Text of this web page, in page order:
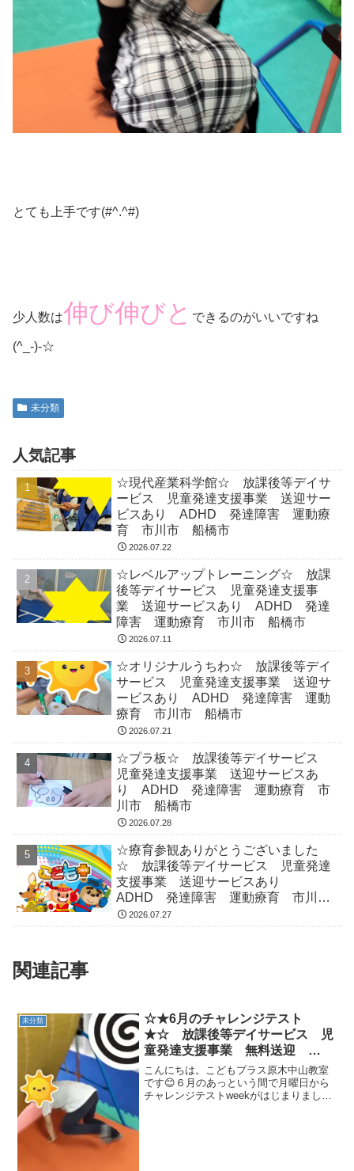
とても上手です(#^.^#)
少人数は伸び伸びと できるのがいいですね
(^_-)-☆
未分類
人気記事
☆現代産業科学館☆ 放課後等デイサ
ービス 児童発達支援事業 送迎サー
ビスあり ADHD 発達障害 運動療
育 市川市 船橋市
2026.07.22
☆レベルアップトレーニング☆ 放課
後等デイサービス 児童発達支援事
業 送迎サービスあり ADHD 発達
障害 運動療育 市川市 船橋市
2026.07.11
☆オリジナルうちわ☆ 放課後等デイ
サービス 児童発達支援事業 送迎サ
ービスあり ADHD 発達障害 運動
療育 市川市 船橋市
2026.07.21
☆プラ板☆ 放課後等デイサービス
児童発達支援事業 送迎サービスあ
り ADHD 発達障害 運動療育 市
川市 船橋市
2026.07.28
☆療育参観ありがとうございました
☆ 放課後等デイサービス 児童発達
支援事業 送迎サービスあり
ADHD 発達障害 運動療育 市川
市 船橋市
2026.07.27
関連記事
未分類
☆★6月のチャレンジテスト
★☆ 放課後等デイサービス 児
童発達支援事業 無料送迎
ADHD 発達障害 運動療育 市
川市 船橋市
こんにちは。こどもプラス原木中山教室
です😊６月のあっという間で月曜日から
チャレンジテストweekがはじまりまし